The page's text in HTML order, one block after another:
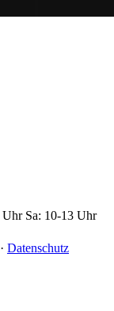
Sa: 10-13 Uhr
· Datenschutz